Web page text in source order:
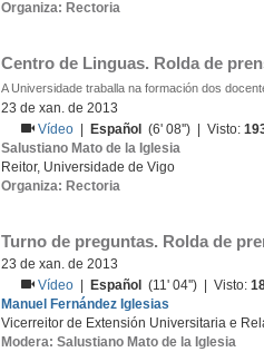
Organiza: Rectoria
Centro de Linguas. Rolda de
A Universidade traballa na formación dos
23 de xan. de 2013
Vídeo
Español (6' 08'') | Visto:
Salustiano Mato de la Iglesia
Reitor, Universidade de Vigo
Organiza: Rectoria
Turno de preguntas. Rolda de
23 de xan. de 2013
Vídeo
Español (11' 04'') | Visto:
Manuel Fernández Iglesias
Vicerreitor de Extensión Universitaria e
Modera: Salustiano Mato de la Iglesia